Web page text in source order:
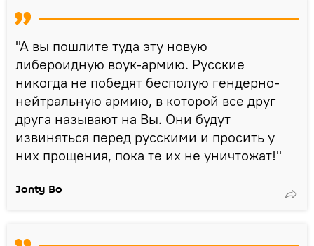
"А вы пошлите туда эту новую
либероидную воук-армию. Русские
никогда не победят бесполую гендерно-
нейтральную армию, в которой все друг
друга называют на Вы. Они будут
извиняться перед русскими и просить у
них прощения, пока те их не уничтожат!"
Jonty Bo